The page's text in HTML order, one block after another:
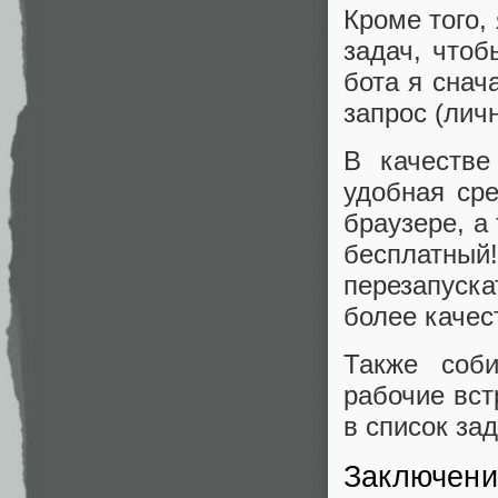
Кроме
задач,
бота я
запрос
В
удобная
браузере,
более
Также
рабочие
в список